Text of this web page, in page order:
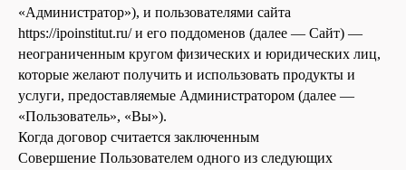
«Администратор»), и пользователями сайта
https://ipoinstitut.ru/ и его поддоменов (далее — Сайт) —
неограниченным кругом физических и юридических лиц,
которые желают получить и использовать продукты и
услуги, предоставляемые Администратором (далее —
«Пользователь», «Вы»).
Когда договор считается заключенным
Совершение Пользователем одного из следующих